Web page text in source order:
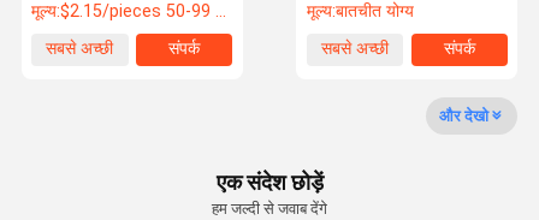
कारखाने का दौरा गुणवत्ता नियंत्रण हमसे संपर्क करें समाचार
मूल्य:बातचीत योग्य
सबसे अच्छी
संपर्क
मूल्य:$2.15/pieces 50-99 pieces
सबसे अच्छी
संपर्क
और देखो
एक संदेश छोड़ें
हम जल्दी से जवाब देंगे